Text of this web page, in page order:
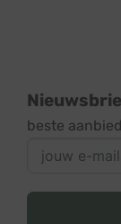
beste